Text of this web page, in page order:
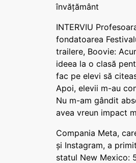
învățământ
INTERVIU
fondatoarea
trailere, Boovie:
ideea la o clasă
fac pe elevi să
Apoi, elevii m-au
Nu m-am gândit
avea vreun impact
Compania Meta,
și Instagram, a
statul New Mexico: